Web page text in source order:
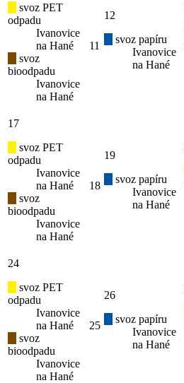
svoz PET
odpadu
Ivanovice
na Hané
svoz
bioodpadu
Ivanovice
na Hané
11
12
svoz papíru
Ivanovice
na Hané
17
svoz PET
odpadu
Ivanovice
na Hané
svoz
bioodpadu
Ivanovice
na Hané
18
19
svoz papíru
Ivanovice
na Hané
24
svoz PET
odpadu
Ivanovice
na Hané
svoz
bioodpadu
Ivanovice
na Hané
25
26
svoz papíru
Ivanovice
na Hané